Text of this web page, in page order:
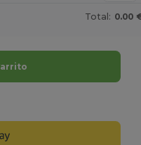
Total: 0.00